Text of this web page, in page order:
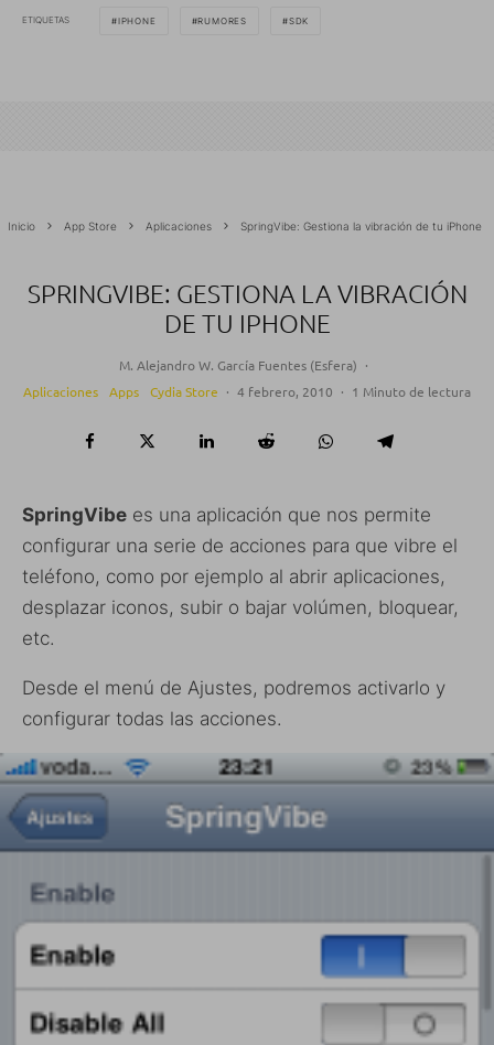
ETIQUETAS IPHONE RUMORES SDK
Inicio App Store Aplicaciones SpringVibe: Gestiona la vibración de tu iPhone
SPRINGVIBE: GESTIONA LA VIBRACIÓN
DE TU IPHONE
M. Alejandro W. García Fuentes (Esfera) ·
Aplicaciones
Apps Cydia Store · 4 febrero, 2010 · 1 Minuto de lectura
SpringVibe es una aplicación que nos permite
configurar una serie de acciones para que vibre el
teléfono, como por ejemplo al abrir aplicaciones,
desplazar iconos, subir o bajar volúmen, bloquear,
etc.
Desde el menú de Ajustes, podremos activarlo y
configurar todas las acciones.